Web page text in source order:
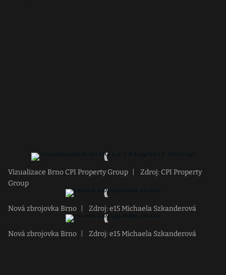
Vizualizace Brno CPI Property Group
Zdroj: CPI Property
Group
Nová zbrojovka Brno Zdroj: e15 Michaela Szkanderová
Nová zbrojovka Brno Zdroj: e15 Michaela Szkanderová